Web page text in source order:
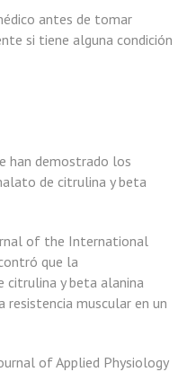
antes de tomar
si tiene alguna condición
han demostrado los
de citrulina y beta
of the International
que la
citrulina y beta alanina
muscular en un
of Applied Physiology